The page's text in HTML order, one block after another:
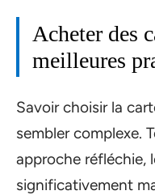
Acheter des
meilleures
Savoir choisir la
sembler complexe.
approche réfléchie,
significativement